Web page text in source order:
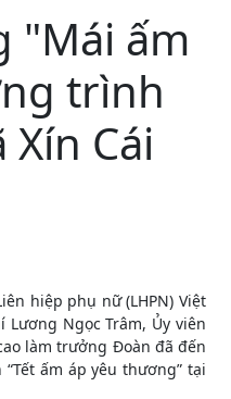
"Mái ấm
trình
Cái
hiệp phụ nữ (LHPN) Việt
Lương Ngọc Trâm, Ủy viên
làm trưởng Đoàn đã đến
ấm áp yêu thương” tại